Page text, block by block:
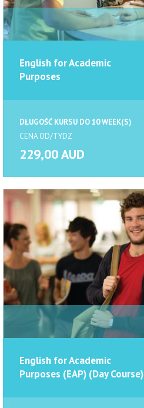
English for Academic
Purposes
DŁUGOŚĆ KURSU DO 10 WEEK(S)
CENA OD/TYDZ
229,00 AUD
English for Academic
Purposes (EAP) (Day Course)